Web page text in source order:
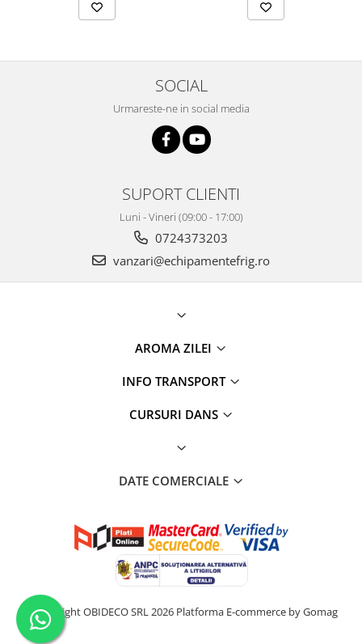
SOCIAL
Urmareste-ne in social media
SUPORT CLIENTI
Luni - Vineri (09:00 - 17:00)
0724373203
vanzari@echipamentefrig.ro
AROMA ZILEI
INFO TRANSPORT
CURSURI DANS
DATE COMERCIALE
©Copyright OBIDECO SRL 2026 Platforma E-commerce by Gomag